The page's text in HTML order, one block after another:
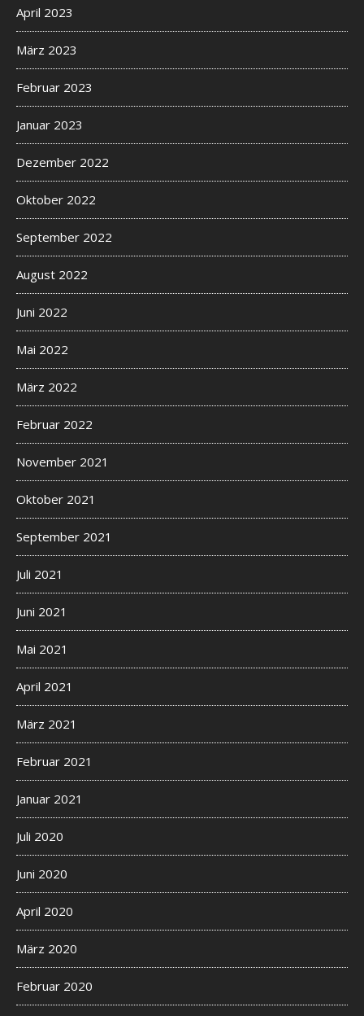
April 2023
März 2023
Februar 2023
Januar 2023
Dezember 2022
Oktober 2022
September 2022
August 2022
Juni 2022
Mai 2022
März 2022
Februar 2022
November 2021
Oktober 2021
September 2021
Juli 2021
Juni 2021
Mai 2021
April 2021
März 2021
Februar 2021
Januar 2021
Juli 2020
Juni 2020
April 2020
März 2020
Februar 2020